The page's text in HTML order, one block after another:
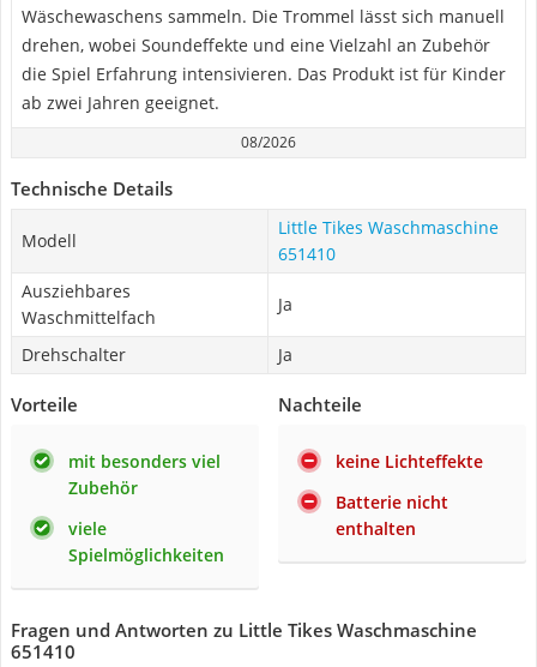
Wäschewaschens sammeln. Die Trommel lässt sich manuell
drehen, wobei Soundeffekte und eine Vielzahl an Zubehör
die Spiel Erfahrung intensivieren. Das Produkt ist für Kinder
ab zwei Jahren geeignet.
08/2026
Technische Details
Modell
Little Tikes Waschmaschine
651410
Ausziehbares
Waschmittelfach
Ja
Drehschalter Ja
Vorteile
mit besonders viel
Zubehör
viele
Spielmöglichkeiten
Nachteile
keine Lichteffekte
Batterie nicht
enthalten
Fragen und Antworten zu Little Tikes Waschmaschine
651410